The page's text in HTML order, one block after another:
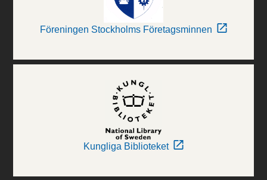
Föreningen Stockholms Företagsminnen
Kungliga Biblioteket